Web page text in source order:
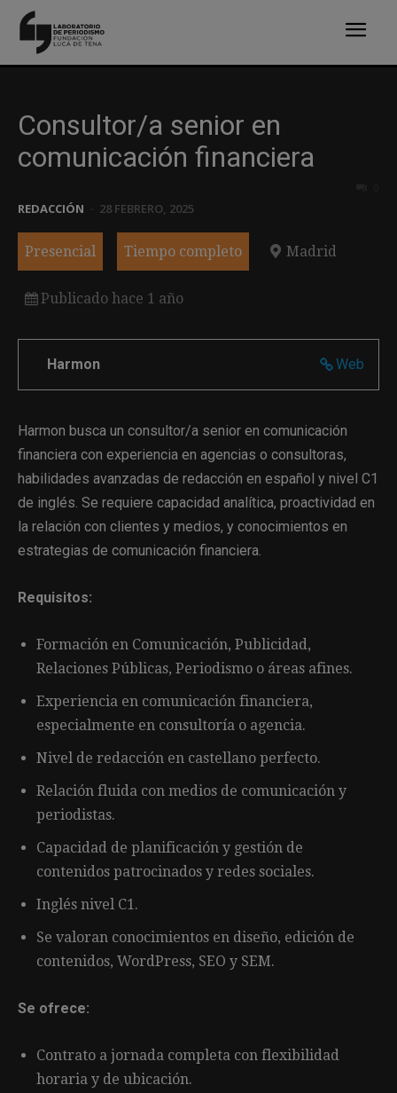
Consultor/a senior en
comunicación financiera
REDACCIÓN 28 FEBRERO, 2025
Presencial Tiempo completo Madrid
Publicado hace 1 año
Web
Harmon
Harmon busca un consultor/a senior en comunicación
financiera con experiencia en agencias o consultoras,
habilidades avanzadas de redacción en español y nivel C1
de inglés. Se requiere capacidad analítica, proactividad en
la relación con clientes y medios, y conocimientos en
estrategias de comunicación financiera.
Requisitos:
Formación en Comunicación, Publicidad,
Relaciones Públicas, Periodismo o áreas afines.
Experiencia en comunicación financiera,
especialmente en consultoría o agencia.
Nivel de redacción en castellano perfecto.
Relación fluida con medios de comunicación y
periodistas.
Capacidad de planificación y gestión de
contenidos patrocinados y redes sociales.
Inglés nivel C1.
Se valoran conocimientos en diseño, edición de
contenidos, WordPress, SEO y SEM.
Se ofrece:
Contrato a jornada completa con flexibilidad
horaria y de ubicación.